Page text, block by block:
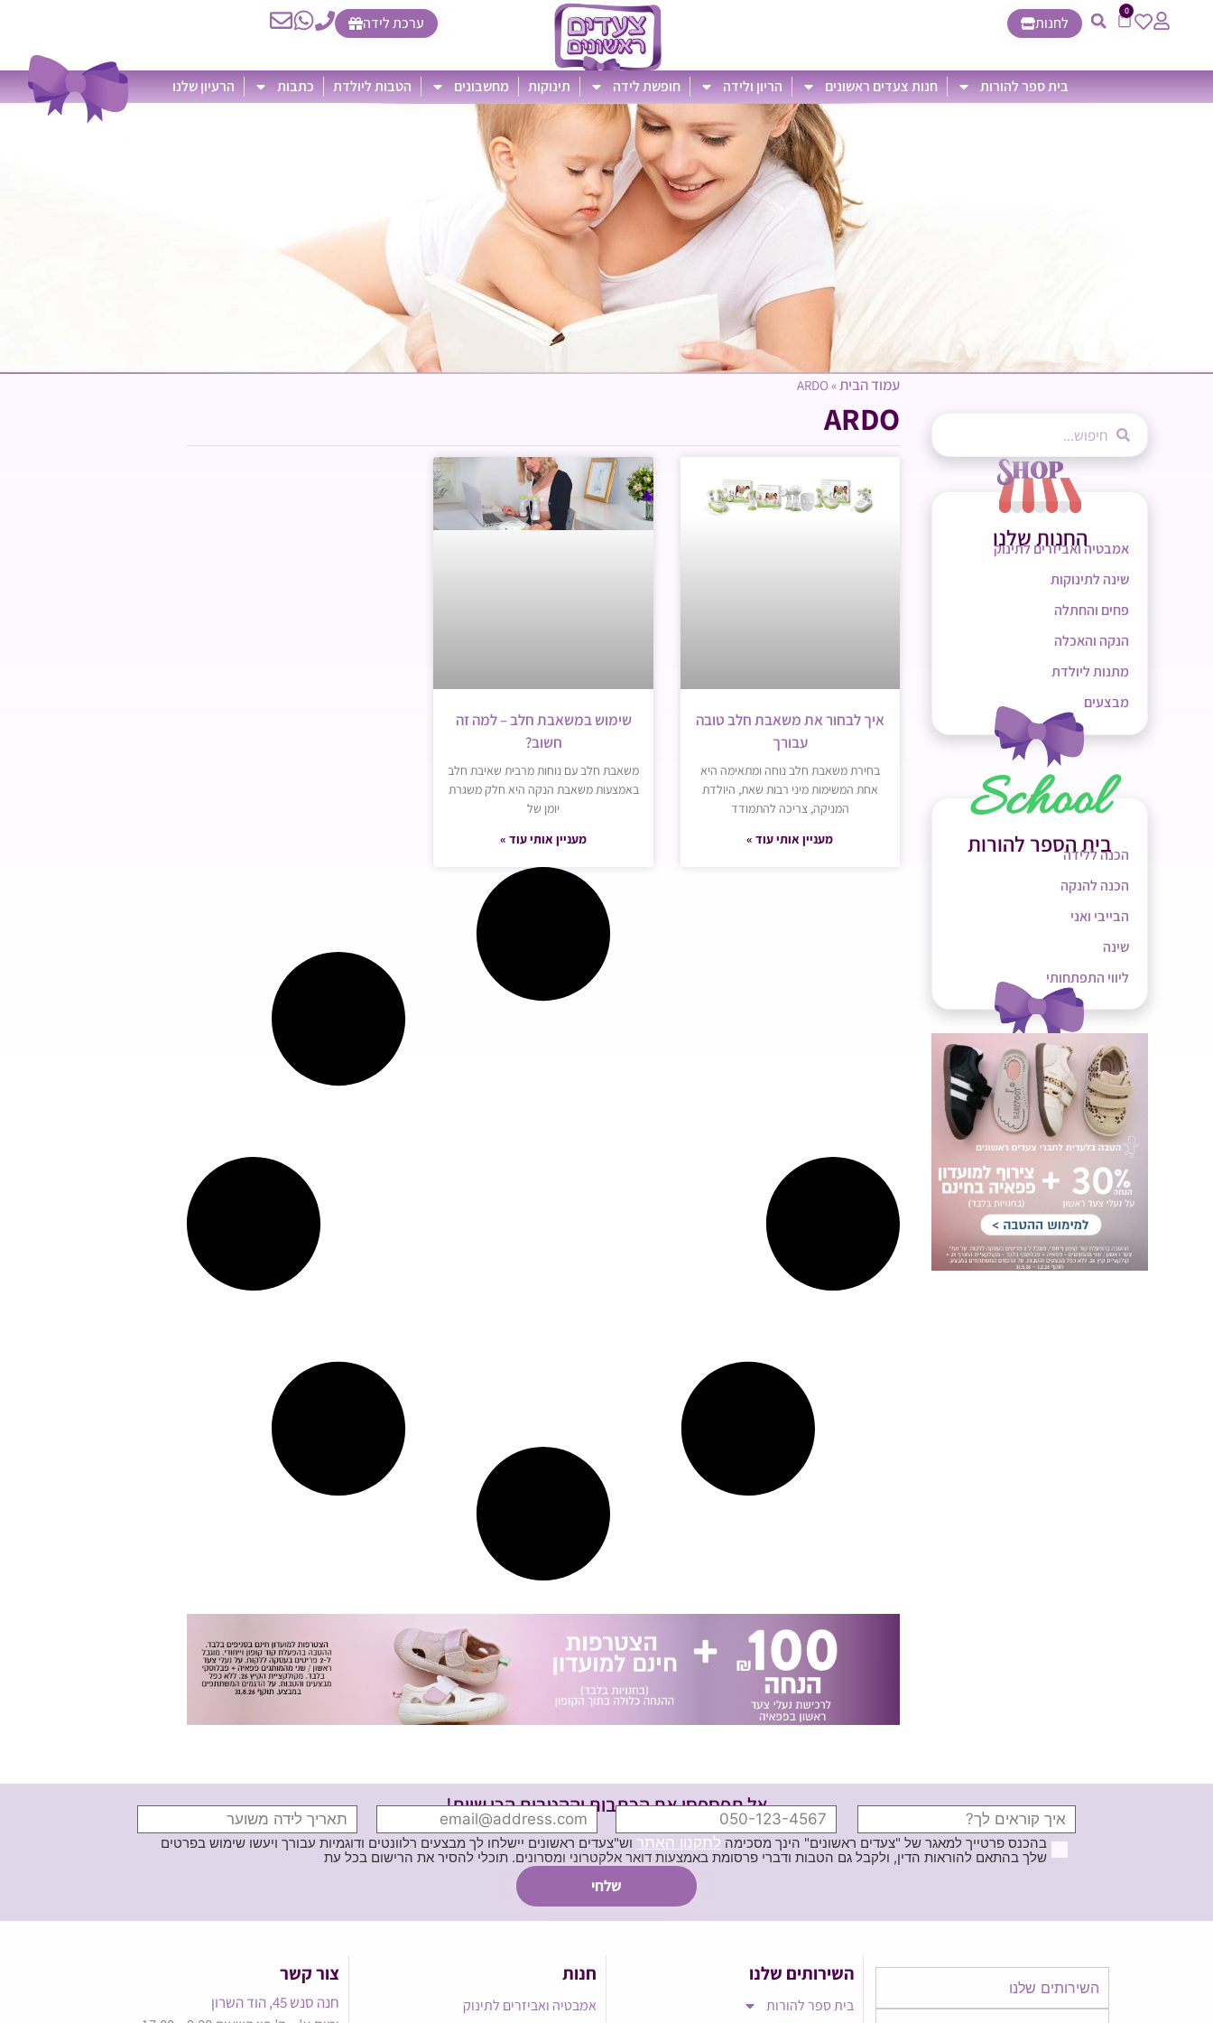
0
לחנות ערכת לידה
בית ספר להורות חנות צעדים ראשונים הריון ולידה חופשת לידה תינוקות מחשבונים הטבות ליולדת כתבות הרעיון שלנו
החנות שלנו
אמבטיה ואביזרים לתינוק
שינה לתינוקות
פחים והחתלה
הנקה והאכלה
מתנות ליולדת
מבצעים
בית הספר להורות
הכנה ללידה
הכנה להנקה
הבייבי ואני
שינה
ליווי התפתחותי
עמוד הבית»
ARDO
ARDO
איך לבחור את משאבת חלב טובה
עבורך
בחירת משאבת חלב נוחה ומתאימה היא
אחת המשימות מיני רבות שאת, היולדת
המניקה, צריכה להתמודד
מעניין אותי עוד »
שימוש במשאבת חלב – למה זה
חשוב?
משאבת חלב עם נוחות מרבית שאיבת חלב
באמצעות משאבת הנקה היא חלק משגרת
יומן של
מעניין אותי עוד »
אל תפספסי את הכתבות וההטבות הכי שוות!
בהכנס פרטייך למאגר של "צעדים ראשונים" הינך מסכימה לתקנון האתר וש"צעדים ראשונים יישלחו לך מבצעים רלוונטים ודוגמיות עבורך ויעשו שימוש בפרטים
שלך בהתאם להוראות הדין, ולקבל גם הטבות ודברי פרסומת באמצעות דואר אלקטרוני ומסרונים. תוכלי להסיר את הרישום בכל עת
השירותים שלנו
השירותים שלנו
בית ספר להורות
חנות
אמבטיה ואביזרים לתינוק
צור קשר
חנה סנש 45, הוד השרון